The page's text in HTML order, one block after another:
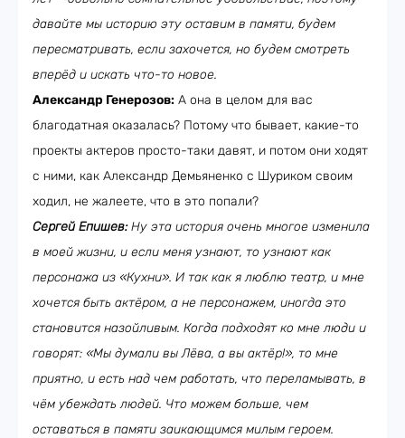
давайте мы историю эту оставим в памяти, будем
пересматривать, если захочется, но будем смотреть
вперёд и искать что-то новое.
Александр Генерозов: А она в целом для вас
благодатная оказалась? Потому что бывает, какие-то
проекты актеров просто-таки давят, и потом они ходят
с ними, как Александр Демьяненко с Шуриком своим
ходил, не жалеете, что в это попали?
Сергей Епишев:Ну эта история очень многое изменила
в моей жизни, и если меня узнают, то узнают как
персонажа из «Кухни». И так как я люблю театр, и мне
хочется быть актёром, а не персонажем, иногда это
становится назойливым. Когда подходят ко мне люди и
говорят: «Мы думали вы Лёва, а вы актёр!», то мне
приятно, и есть над чем работать, что переламывать, в
чём убеждать людей. Что можем больше, чем
оставаться в памяти заикающимся милым героем.